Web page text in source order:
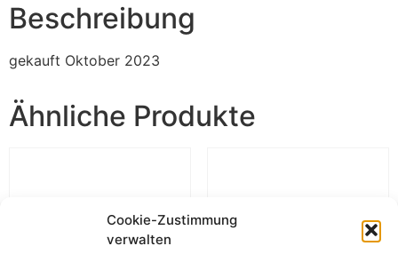
Cookie-Zustimmung
verwalten
Beschreibung
gekauft Oktober 2023
Ähnliche Produkte